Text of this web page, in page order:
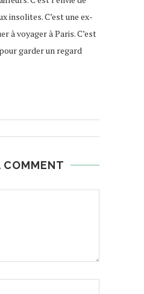
insolites. C’est une ex-
à voyager à Paris. C’est
garder un regard
COMMENT